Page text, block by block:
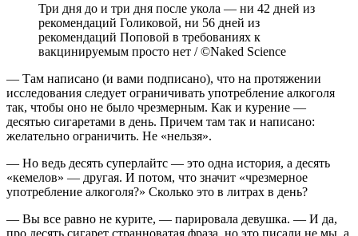
Три дня до и три дня после укола — ни 42 дней из
рекомендаций Голиковой, ни 56 дней из
рекомендаций Поповой в требованиях к
вакцинируемым просто нет / ©Naked Science
— Там написано (и вами подписано), что на протяжении
исследования следует ограничивать употребление алкоголя
так, чтобы оно не было чрезмерным. Как и курение —
десятью сигаретами в день. Причем там так и написано:
желательно ограничить. Не «нельзя».
— Но ведь десять суперлайтс — это одна история, а десять
«кемелов» — другая. И потом, что значит «чрезмерное
употребление алкоголя?» Сколько это в литрах в день?
— Вы все равно не курите, — парировала девушка. — И да,
про десять сигарет странноватая фраза, но это писали не мы, а